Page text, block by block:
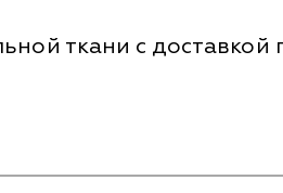
ткани с доставкой